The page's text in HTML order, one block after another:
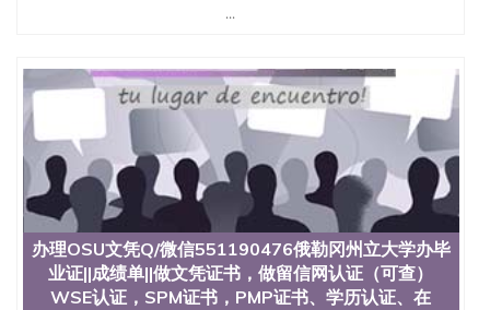
...
办理OSU文凭Q/微信551190476俄勒冈州立大学办毕
业证||成绩单||做文凭证书，做留信网认证（可查）
WSE认证，SPM证书，PMP证书、学历认证、在